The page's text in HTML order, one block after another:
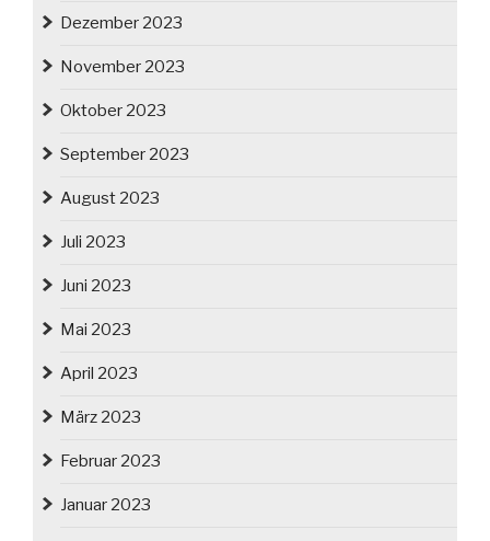
Dezember 2023
November 2023
Oktober 2023
September 2023
August 2023
Juli 2023
Juni 2023
Mai 2023
April 2023
März 2023
Februar 2023
Januar 2023